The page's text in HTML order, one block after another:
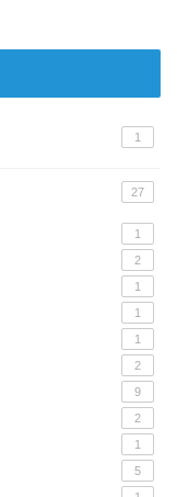
1
27
1
2
1
1
1
2
9
2
1
5